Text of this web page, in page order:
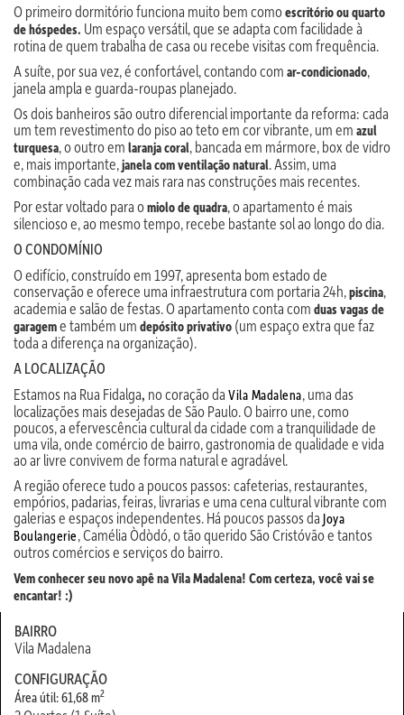
O primeiro dormitório funciona muito bem comoescritório ou quarto
de hóspedes. Um espaço versátil, que se adapta com facilidade à
rotina de quem trabalha de casa ou recebe visitas com frequência.
A suíte, por sua vez, é confortável, contando com ar-condicionado,
janela ampla e guarda-roupas planejado.
Os dois banheiros são outro diferencial importante da reforma: cada
um tem revestimento do piso ao teto em cor vibrante, um em azul
turquesa, o outro em laranja coral, bancada em mármore, box de vidro
e, mais importante,janela com ventilação natural. Assim, uma
combinação cada vez mais rara nas construções mais recentes.
Por estar voltado para omiolo de quadra, o apartamento é mais
silencioso e, ao mesmo tempo, recebe bastante sol ao longo do dia.
O CONDOMÍNIO
O edifício, construído em 1997, apresenta bom estado de
conservação e oferece uma infraestrutura com portaria 24h,piscina,
academia e salão de festas. O apartamento conta com duas vagas de
garageme também um depósito privativo (um espaço extra que faz
toda a diferença na organização).
A LOCALIZAÇÃO
Estamos na Rua Fidalga, no coração da Vila Madalena, uma das
localizações mais desejadas de São Paulo. O bairro une, como
poucos, a efervescência cultural da cidade com a tranquilidade de
uma vila, onde comércio de bairro, gastronomia de qualidade e vida
ao ar livre convivem de forma natural e agradável.
A região oferece tudo a poucos passos: cafeterias, restaurantes,
empórios, padarias, feiras, livrarias e uma cena cultural vibrante com
galerias e espaços independentes. Há poucos passos da Joya
Boulangerie, Camélia Òdòdó, o tão querido São Cristóvão e tantos
outros comércios e serviços do bairro.
Vem conhecer seu novo apê na Vila Madalena! Com certeza, você vai se
encantar! :)
BAIRRO
Vila Madalena
CONFIGURAÇÃO
Área útil: 61,68 m2